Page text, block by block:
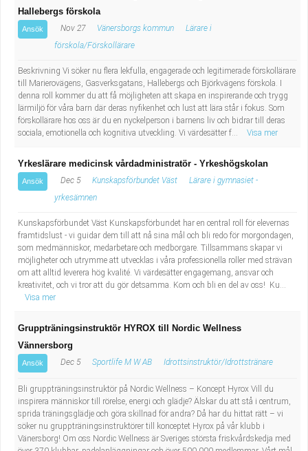
Hallebergs förskola
Ansök Nov 27 Vänersborgs kommun
Lärare i
förskola/Förskollärare
Beskrivning Vi söker nu flera lekfulla, engagerade och legitimerade förskollärare
till Marierovägens, Gasverksgatans, Hallebergs och Björkvägens förskola. I
denna roll kommer du att få möjligheten att skapa en inspirerande och trygg
lärmiljö för våra barn där deras nyfikenhet och lust att lära står i fokus. Som
förskollärare hos oss är du en nyckelperson i barnens liv och bidrar till deras
sociala, emotionella och kognitiva utveckling. Vi värdesätter f...
Visa mer
Yrkeslärare medicinsk vårdadministratör - Yrkeshögskolan
Ansök Dec 5 Kunskapsförbundet Väst
Lärare i gymnasiet -
yrkesämnen
Kunskapsförbundet Väst Kunskapsförbundet har en central roll för elevernas
framtidslust - vi guidar dem till att nå sina mål och bli redo för morgondagen,
som medmänniskor, medarbetare och medborgare. Tillsammans skapar vi
möjligheter och utrymme att utvecklas i våra professionella roller med strävan
om att alltid leverera hög kvalité. Vi värdesätter engagemang, ansvar och
kreativitet, och vi tror att du gör detsamma. Kom och bli en del av oss! Ku...
Visa mer
Gruppträningsinstruktör HYROX till Nordic Wellness
Vännersborg
Ansök Dec 5 Sportlife M W AB Idrottsinstruktör/Idrottstränare
Bli gruppträningsinstruktör på Nordic Wellness – Koncept Hyrox Vill du
inspirera människor till rörelse, energi och glädje? Älskar du att stå i centrum,
sprida träningsglädje och göra skillnad för andra? Då har du hittat rätt – vi
söker nu gruppträningsinstruktörer till konceptet Hyrox på vår klubb i
Vänersborg! Om oss Nordic Wellness är Sveriges största friskvårdskedja med